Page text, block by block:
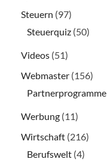
Steuern (97)
Steuerquiz (50)
Videos (51)
Webmaster (156)
Partnerprogramme
Werbung (11)
Wirtschaft (216)
Berufswelt (4)